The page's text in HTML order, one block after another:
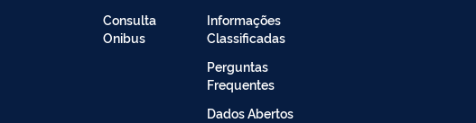
Consulta
Onibus
Informações
Classificadas
Perguntas
Frequentes
Dados Abertos